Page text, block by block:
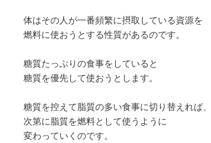
体はその人が一番頻繁に摂取している資源を
燃料に使おうとする性質があるのです。
糖質たっぷりの食事をしていると
糖質を優先して使おうとします。
糖質を控えて脂質の多い食事に切り替えれば、
次第に脂質を燃料として使うように
変わっていくのです。